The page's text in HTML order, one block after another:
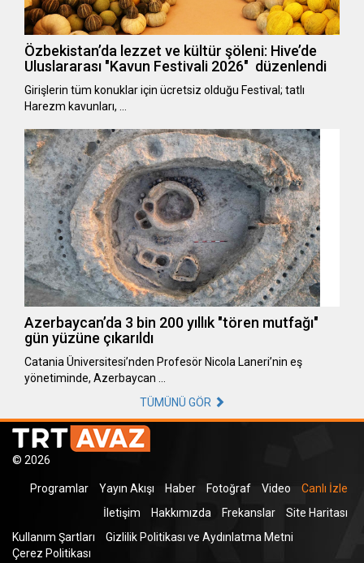
Özbekistan’da lezzet ve kültür şöleni: Hive’de
Uluslararası "Kavun Festivali 2026" düzenlendi
Girişlerin tüm konuklar için ücretsiz olduğu Festival; tatlı
Harezm kavunları, …
Azerbaycan’da 3 bin 200 yıllık "tören mutfağı"
gün yüzüne çıkarıldı
Catania Üniversitesi’nden Profesör Nicola Laneri’nin eş
yönetiminde, Azerbaycan …
TÜMÜNÜ GÖR
© 2026
Programlar Yayın Akışı Haber Fotoğraf Video
Canlı İzle
İletişim
Hakkımızda Frekanslar
Site Haritası
Kullanım Şartları
Gizlilik Politikası ve Aydınlatma Metni
Çerez Politikası